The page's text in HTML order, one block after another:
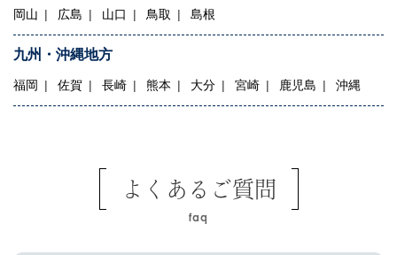
岡山 広島 山口 鳥取 島根
九州・沖縄地方
福岡 佐賀 長崎 熊本 大分 宮崎 鹿児島 沖縄
よくあるご質問
faq